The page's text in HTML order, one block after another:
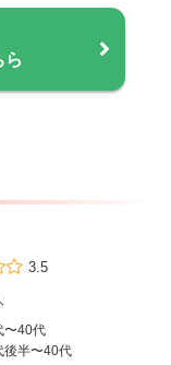
ら
3.5
〜40代
後半〜40代